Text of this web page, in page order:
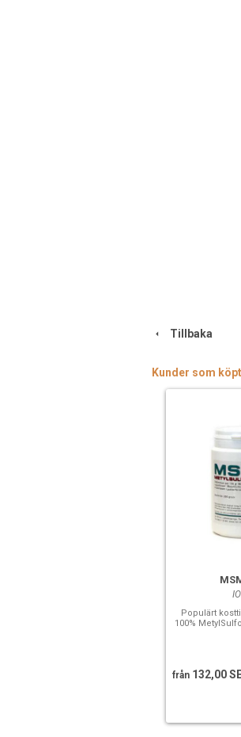
Tillbaka
Kunder som
Populärt
100%
från 132,00